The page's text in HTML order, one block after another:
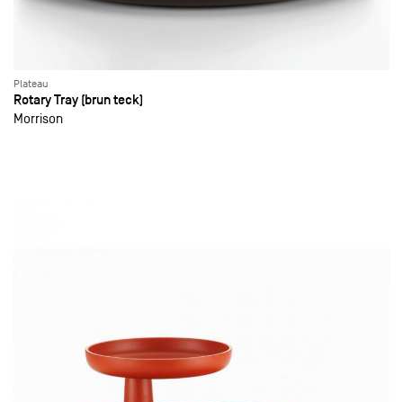
Plateau
Rotary Tray (brun teck)
Morrison